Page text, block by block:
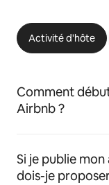
Activité d'hôte
Comment
Airbnb ?
Si je publie
dois-je